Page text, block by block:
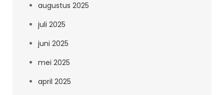
augustus 2025
juli 2025
juni 2025
mei 2025
april 2025